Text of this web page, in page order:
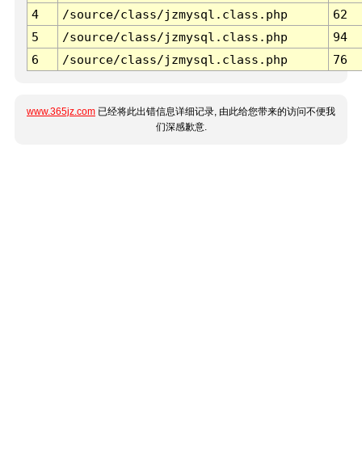
4
/source/class/jzmysql.class.php
62
5
/source/class/jzmysql.class.php
94
6
/source/class/jzmysql.class.php 76
www.365jz.com 已经将此出错信息详细记录, 由此给您带来的访问不便我
们深感歉意.